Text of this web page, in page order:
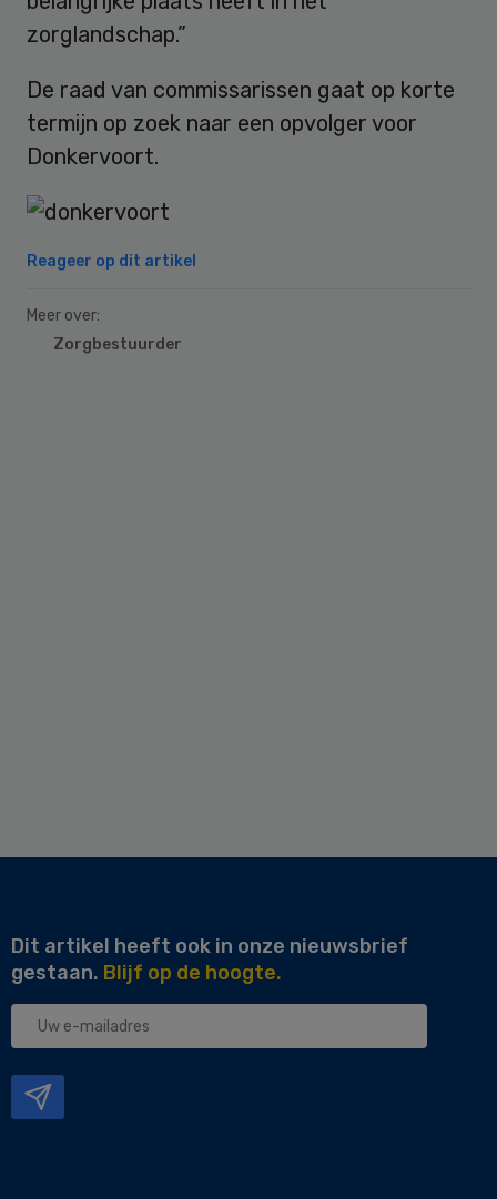
zorglandschap.”
De raad van commissarissen gaat op korte
termijn op zoek naar een opvolger voor
Donkervoort.
Reageer op dit artikel
Meer over:
Zorgbestuurder
Dit artikel heeft ook in onze nieuwsbrief
gestaan. Blijf op de hoogte.
Uw